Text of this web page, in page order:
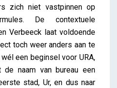
zich niet vastpinnen op
De contextuele
Verbeeck laat voldoende
toch weer anders aan te
een beginsel voor URA,
naam van bureau een
stad, Ur, en dus naar